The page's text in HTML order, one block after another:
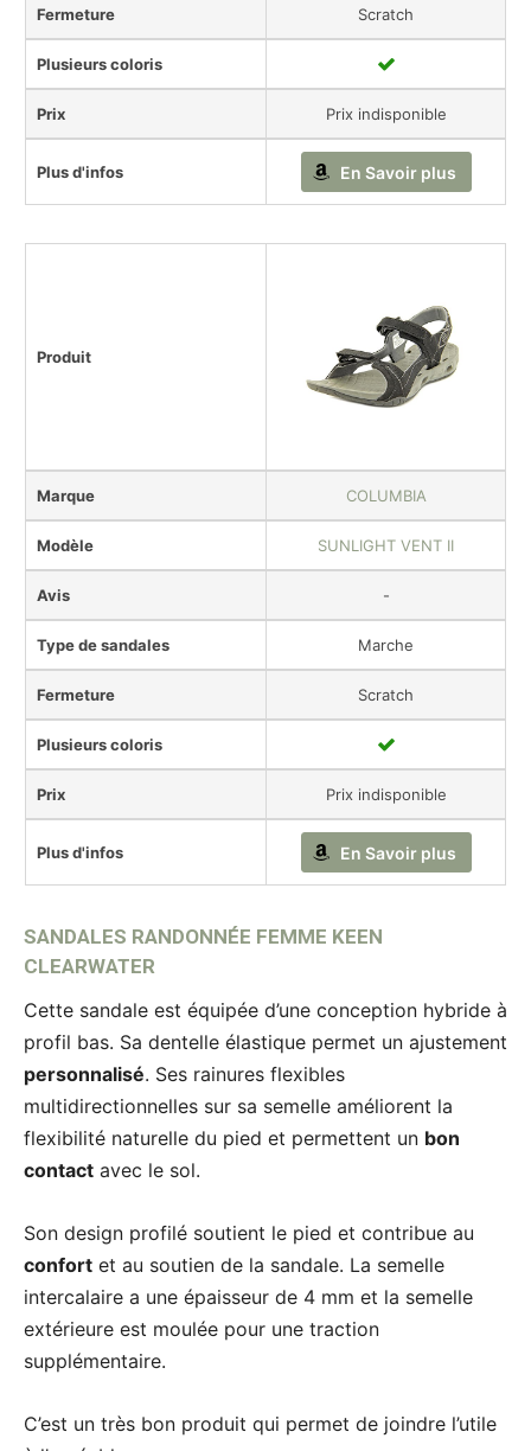
Fermeture Scratch
Plusieurs coloris
Prix Prix indisponible
Plus d'infos En Savoir plus
Produit
Marque COLUMBIA
Modèle SUNLIGHT VENT II
Avis -
Type de sandales Marche
Fermeture Scratch
Plusieurs coloris
Prix Prix indisponible
Plus d'infos En Savoir plus
SANDALES RANDONNÉE FEMME KEEN
CLEARWATER
Cette sandale est équipée d’une conception hybride à
profil bas. Sa dentelle élastique permet un ajustement
personnalisé. Ses rainures flexibles
multidirectionnelles sur sa semelle améliorent la
flexibilité naturelle du pied et permettent un bon
contact avec le sol.
Son design profilé soutient le pied et contribue au
confort et au soutien de la sandale. La semelle
intercalaire a une épaisseur de 4 mm et la semelle
extérieure est moulée pour une traction
supplémentaire.
C’est un très bon produit qui permet de joindre l’utile